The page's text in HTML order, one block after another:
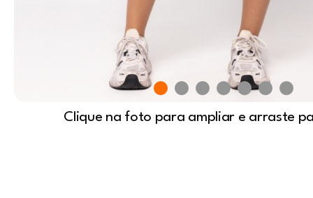
Clique na foto para ampliar e arraste